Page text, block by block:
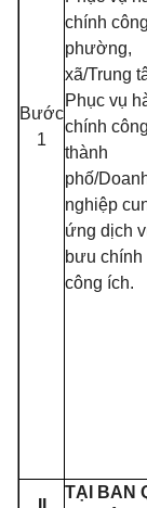
Bước
1
chính công
phường,
xã/Trung
Phục vụ
chính công
thành
phố/
nghiệp
ứng dịch
bưu chính
công ích.
TẠI BAN